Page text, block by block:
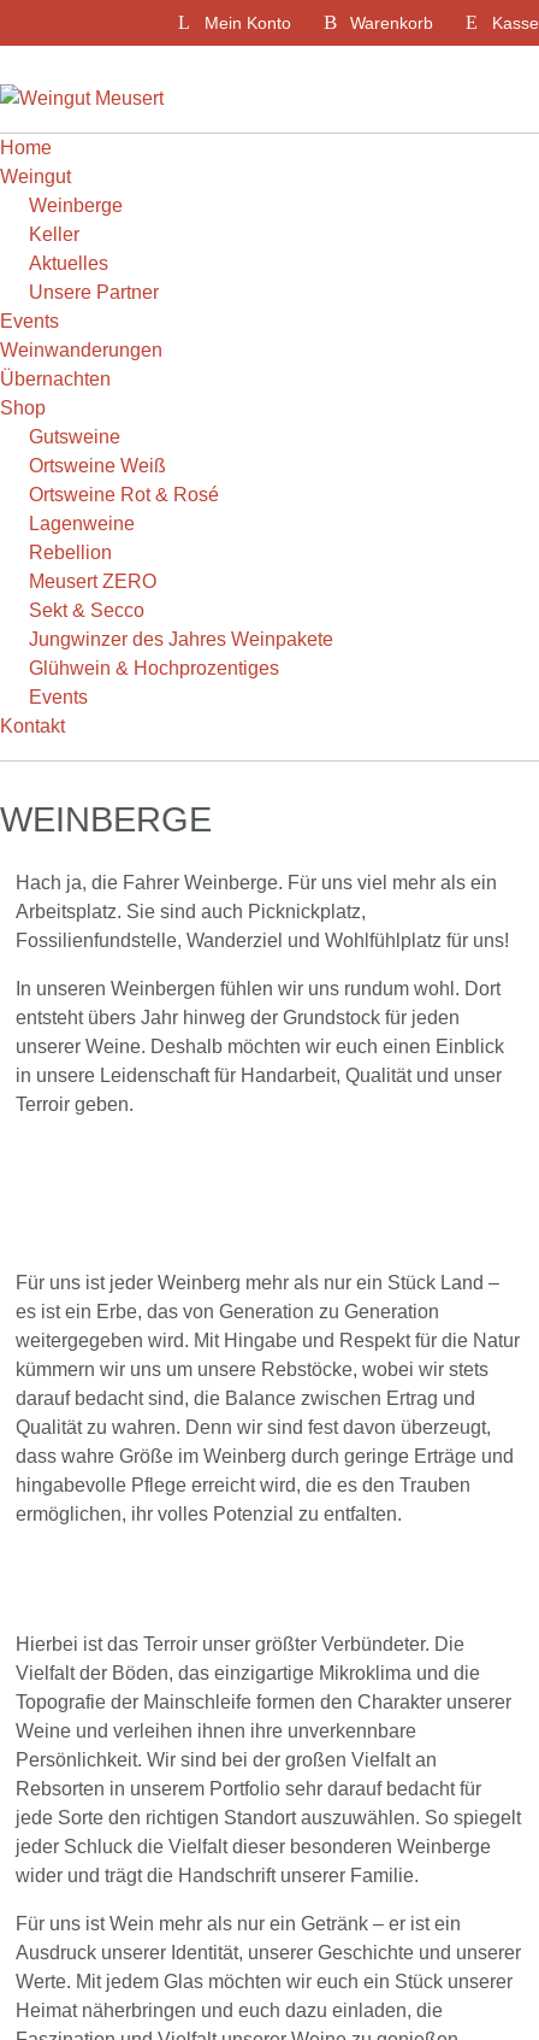
zum
Mein Konto Warenkorb Kasse
Home
Weingut
Weinberge
Keller
Aktuelles
Unsere Partner
Events
Weinwanderungen
Übernachten
Shop
Gutsweine
Ortsweine Weiß
Ortsweine Rot & Rosé
Lagenweine
Rebellion
Meusert ZERO
Sekt & Secco
Jungwinzer des Jahres Weinpakete
Glühwein & Hochprozentiges
Events
Kontakt
WEINBERGE
Hach ja, die Fahrer Weinberge. Für uns viel mehr als ein
Arbeitsplatz. Sie sind auch Picknickplatz,
Fossilienfundstelle, Wanderziel und Wohlfühlplatz für uns!
In unseren Weinbergen fühlen wir uns rundum wohl. Dort
entsteht übers Jahr hinweg der Grundstock für jeden
unserer Weine. Deshalb möchten wir euch einen Einblick
in unsere Leidenschaft für Handarbeit, Qualität und unser
Terroir geben.
Für uns ist jeder Weinberg mehr als nur ein Stück Land –
es ist ein Erbe, das von Generation zu Generation
weitergegeben wird. Mit Hingabe und Respekt für die Natur
kümmern wir uns um unsere Rebstöcke, wobei wir stets
darauf bedacht sind, die Balance zwischen Ertrag und
Qualität zu wahren. Denn wir sind fest davon überzeugt,
dass wahre Größe im Weinberg durch geringe Erträge und
hingabevolle Pflege erreicht wird, die es den Trauben
ermöglichen, ihr volles Potenzial zu entfalten.
Hierbei ist das Terroir unser größter Verbündeter. Die
Vielfalt der Böden, das einzigartige Mikroklima und die
Topografie der Mainschleife formen den Charakter unserer
Weine und verleihen ihnen ihre unverkennbare
Persönlichkeit. Wir sind bei der großen Vielfalt an
Rebsorten in unserem Portfolio sehr darauf bedacht für
jede Sorte den richtigen Standort auszuwählen. So spiegelt
jeder Schluck die Vielfalt dieser besonderen Weinberge
wider und trägt die Handschrift unserer Familie.
Für uns ist Wein mehr als nur ein Getränk – er ist ein
Ausdruck unserer Identität, unserer Geschichte und unserer
Werte. Mit jedem Glas möchten wir euch ein Stück unserer
Heimat näherbringen und euch dazu einladen, die